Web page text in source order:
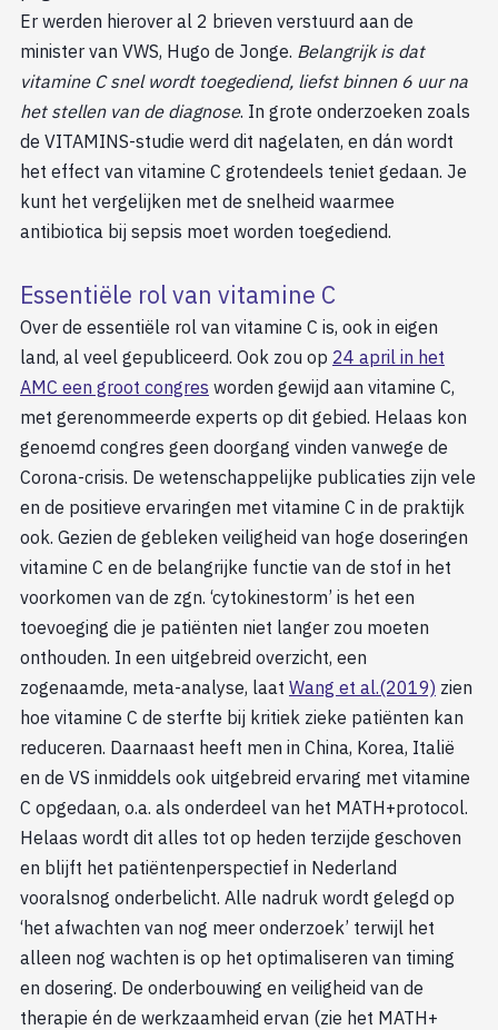
Er werden hierover al 2 brieven verstuurd aan de
minister van VWS, Hugo de Jonge. Belangrijk is dat
vitamine C snel wordt toegediend, liefst binnen 6 uur na
het stellen van de diagnose. In grote onderzoeken zoals
de VITAMINS-studie werd dit nagelaten, en dán wordt
het effect van vitamine C grotendeels teniet gedaan. Je
kunt het vergelijken met de snelheid waarmee
antibiotica bij sepsis moet worden toegediend.
Essentiële rol van vitamine C
Over de essentiële rol van vitamine C is, ook in eigen
land, al veel gepubliceerd. Ook zou op 24 april in het
AMC een groot congres worden gewijd aan vitamine C,
met gerenommeerde experts op dit gebied. Helaas kon
genoemd congres geen doorgang vinden vanwege de
Corona-crisis. De wetenschappelijke publicaties zijn vele
en de positieve ervaringen met vitamine C in de praktijk
ook. Gezien de gebleken veiligheid van hoge doseringen
vitamine C en de belangrijke functie van de stof in het
voorkomen van de zgn. ‘cytokinestorm’ is het een
toevoeging die je patiënten niet langer zou moeten
onthouden. In een uitgebreid overzicht, een
zogenaamde, meta-analyse, laat Wang et al.(2019) zien
hoe vitamine C de sterfte bij kritiek zieke patiënten kan
reduceren. Daarnaast heeft men in China, Korea, Italië
en de VS inmiddels ook uitgebreid ervaring met vitamine
C opgedaan, o.a. als onderdeel van het MATH+protocol.
Helaas wordt dit alles tot op heden terzijde geschoven
en blijft het patiëntenperspectief in Nederland
vooralsnog onderbelicht. Alle nadruk wordt gelegd op
‘het afwachten van nog meer onderzoek’ terwijl het
alleen nog wachten is op het optimaliseren van timing
en dosering. De onderbouwing en veiligheid van de
therapie én de werkzaamheid ervan (zie het MATH+